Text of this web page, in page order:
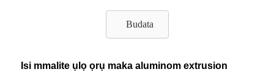
Budata
Isi mmalite ụlọ ọrụ maka aluminom extrusion